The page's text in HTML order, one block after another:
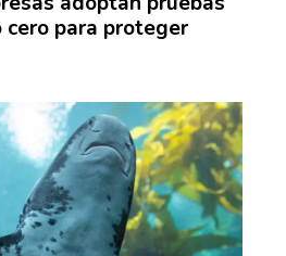
para proteger